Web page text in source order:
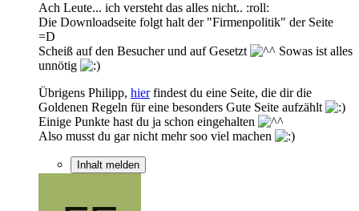
Ach Leute... ich versteht das alles nicht.. :roll:
Die Downloadseite folgt halt der "Firmenpolitik" der Seite
=D
Scheiß auf den Besucher und auf Gesetzt
Sowas ist alles
unnötig
Übrigens Philipp, hierfindest du eine Seite, die dir die
Goldenen Regeln für eine besonders Gute Seite aufzählt
Einige Punkte hast du ja schon eingehalten
Also musst du gar nicht mehr soo viel machen
Inhalt melden